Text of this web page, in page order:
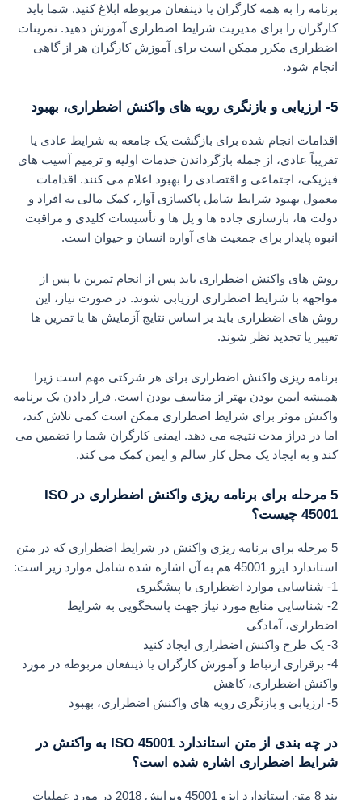
برنامه را به همه کارگران یا ذینفعان مربوطه ابلاغ کنید. شما باید
کارگران را برای مدیریت شرایط اضطراری آموزش دهید. تمرینات
اضطراری مکرر ممکن است برای آموزش کارگران هر از گاهی
انجام شود.
5- ارزیابی و بازنگری رویه های واکنش اضطراری، بهبود
اقدامات انجام شده برای بازگشت یک جامعه به شرایط عادی یا
تقریباً عادی، از جمله بازگرداندن خدمات اولیه و ترمیم آسیب های
فیزیکی، اجتماعی و اقتصادی را بهبود اعلام می کنند. اقدامات
معمول بهبود شرایط شامل پاکسازی آوار، کمک مالی به افراد و
دولت ها، بازسازی جاده ها و پل ها و تأسیسات کلیدی و مراقبت
انبوه پایدار برای جمعیت های آواره انسان و حیوان است.
روش های واکنش اضطراری باید پس از انجام تمرین یا پس از
مواجهه با شرایط اضطراری ارزیابی شوند. در صورت نیاز، این
روش های اضطراری باید بر اساس نتایج آزمایش ها یا تمرین ها
تغییر یا تجدید نظر شوند.
برنامه ریزی واکنش اضطراری برای هر شرکتی مهم است زیرا
همیشه ایمن بودن بهتر از متاسف بودن است. قرار دادن یک برنامه
واکنش موثر برای شرایط اضطراری ممکن است کمی تلاش کند،
اما در دراز مدت نتیجه می دهد. ایمنی کارگران شما را تضمین می
کند و به ایجاد یک محل کار سالم و ایمن کمک می کند.
5 مرحله برای برنامه ریزی واکنش اضطراری در ISO
45001 چیست؟
5 مرحله برای برنامه ریزی واکنش در شرایط اضطراری که در متن
استاندارد ایزو 45001 هم به آن اشاره شده شامل موارد زیر است:
2- شناسایی منابع مورد نیاز جهت پاسخگویی به شرایط
اضطراری، آمادگی
3- یک طرح واکنش اضطراری ایجاد کنید
4- برقراری ارتباط و آموزش کارگران یا ذینفعان مربوطه در مورد
واکنش اضطراری، کاهش
5- ارزیابی و بازنگری رویه های واکنش اضطراری، بهبود
در چه بندی از متن استاندارد ISO 45001 به واکنش در
شرایط اضطراری اشاره شده است؟
بند 8 متن استاندارد ایزو 45001 ویرایش 2018 در مورد عملیات